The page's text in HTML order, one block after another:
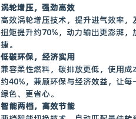
涡轮增压，强劲高效
高效涡轮增压技术，提升进气效率，
扭矩提升约70%，动力输出更澎湃，
捷。
低碳环保，经济实用
兼容柔性燃料，碳排放更低，使用成
约40%，兼顾环保与经济效益，让每
绿色、更省心。
智能两档，高效节能